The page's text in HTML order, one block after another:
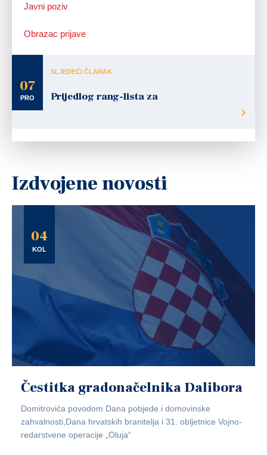
Javni poziv
Obrazac prijave
07
PRO
SLJEDEĆI ČLANAK
Prijedlog rang-lista za
Izdvojene novosti
04
KOL
Čestitka gradonačelnika Dalibora
Domitrovića povodom Dana pobjede i domovinske
zahvalnosti,Dana hrvatskih branitelja i 31. obljetnice Vojno-
redarstvene operacije „Oluja“